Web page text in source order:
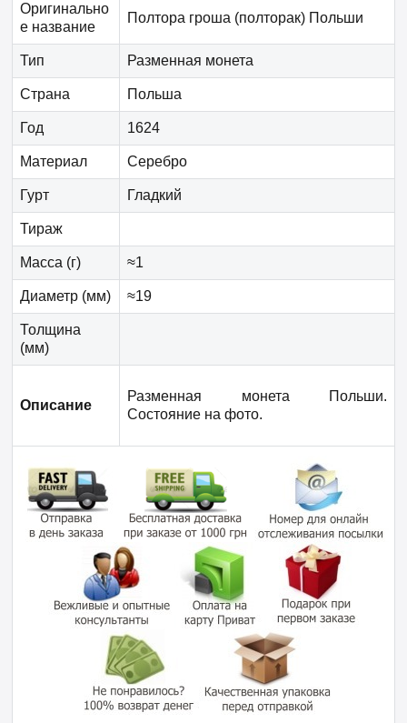
Оригинально
е название
Полтора гроша (полторак) Польши
Тип Разменная монета
Страна Польша
Год 1624
Материал Серебро
Гурт Гладкий
Тираж
Масса (г) ≈1
Диаметр (мм) ≈19
Толщина
(мм)
Описание
Разменная монета Польши.
Состояние на фото.